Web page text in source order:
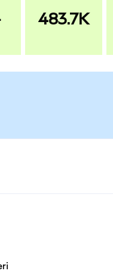
483.7K